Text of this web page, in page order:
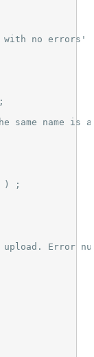
no errors'
is already
;